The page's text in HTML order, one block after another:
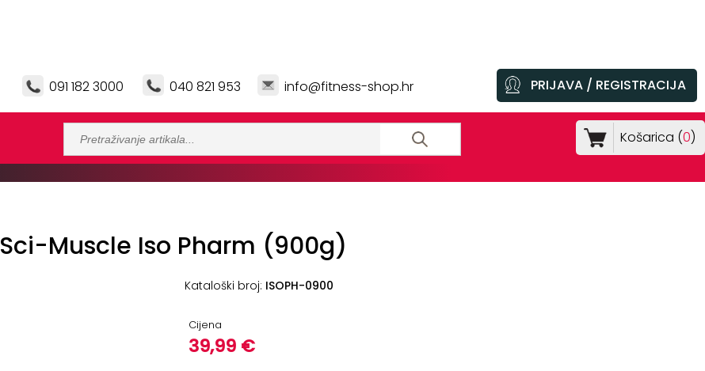
091 182 3000 040 821 953 info@fitness-shop.hr PRIJAVA / REGISTRACIJA
Košarica (0)
Sci-Muscle Iso Pharm (900g)
Kataloški broj: ISOPH-0900
Cijena
39,99 €